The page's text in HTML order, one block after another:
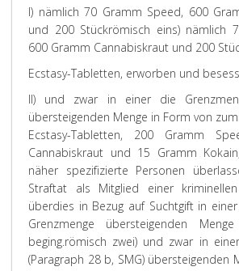
I) nämlich 70 Gramm Speed, 600
und 200 Stückrömisch eins) nämlich
600 Gramm Cannabiskraut und 200
Ecstasy-Tabletten, erworben und
II) und zwar in einer die
übersteigenden Menge in Form von
Ecstasy-Tabletten, 200 Gramm
Cannabiskraut und 15 Gramm
näher spezifizierte Personen
Straftat als Mitglied einer
überdies in Bezug auf Suchtgift in
Grenzmenge übersteigenden
beging.römisch zwei) und zwar in
(Paragraph 28 b, SMG) übersteigenden